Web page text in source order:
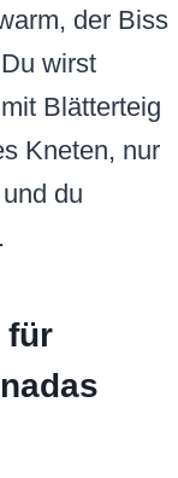
der Biss
wirst
Blätterteig
Kneten, nur
du
für